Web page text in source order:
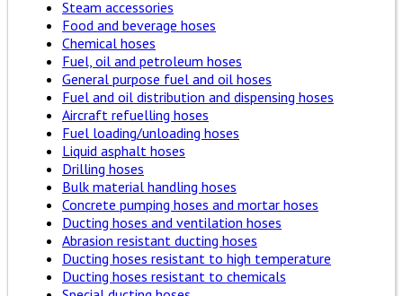
Steam accessories
Food and beverage hoses
Chemical hoses
Fuel, oil and petroleum hoses
General purpose fuel and oil hoses
Fuel and oil distribution and dispensing hoses
Aircraft refuelling hoses
Fuel loading/unloading hoses
Liquid asphalt hoses
Drilling hoses
Bulk material handling hoses
Concrete pumping hoses and mortar hoses
Ducting hoses and ventilation hoses
Abrasion resistant ducting hoses
Ducting hoses resistant to high temperature
Ducting hoses resistant to chemicals